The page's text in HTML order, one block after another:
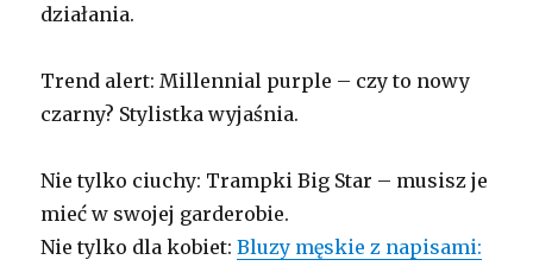
działania.
Trend alert: Millennial purple – czy to nowy
czarny? Stylistka wyjaśnia.
Nie tylko ciuchy: Trampki Big Star – musisz je
mieć w swojej garderobie.
Nie tylko dla kobiet:Bluzy męskie z napisami: